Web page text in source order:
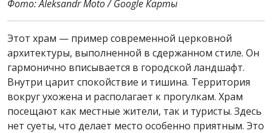
Фото: Aleksandr Moto / Google Карты
Этот храм — пример современной церковной
архитектуры, выполненной в сдержанном стиле. Он
гармонично вписывается в городской ландшафт.
Внутри царит спокойствие и тишина. Территория
вокруг ухожена и располагает к прогулкам. Храм
посещают как местные жители, так и туристы. Здесь
нет суеты, что делает место особенно приятным. Это